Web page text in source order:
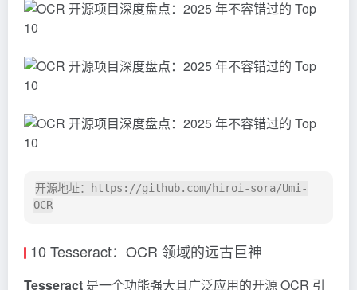
目前已经获得了 30.8K 的 Star 。
开源地址：https://github.com/hiroi-sora/Umi-